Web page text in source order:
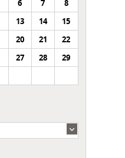
6 7
8
13 14
15
20 21
22
27 28
29